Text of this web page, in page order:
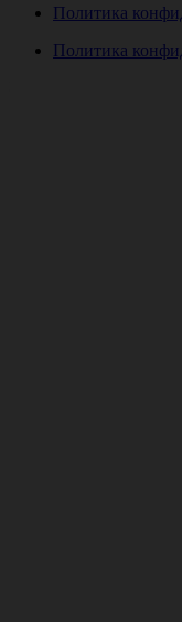
Политика
Политика